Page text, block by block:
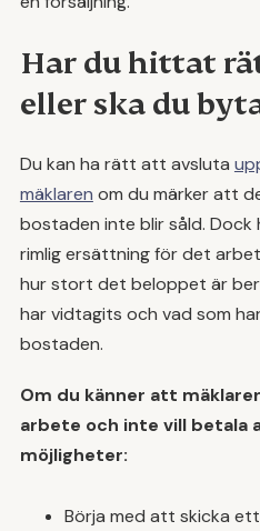
Har du hittat
eller ska du
Du kan ha rätt att avsluta
mäklaren om du märker att
bostaden inte blir såld.
rimlig ersättning för det
hur stort det beloppet är
har vidtagits och vad som
bostaden.
Om du känner att
arbete och inte vill betala
möjligheter:
Börja med att skicka